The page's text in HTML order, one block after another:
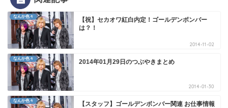
なんか色々
【祝】セカオワ紅白内定！ゴールデンボンバー
は？！
2014-11-02
なんか色々 2014年01月29日のつぶやきまとめ
2014-01-30
なんか色々
【スタッフ】ゴールデンボンバー関連 お仕事情報